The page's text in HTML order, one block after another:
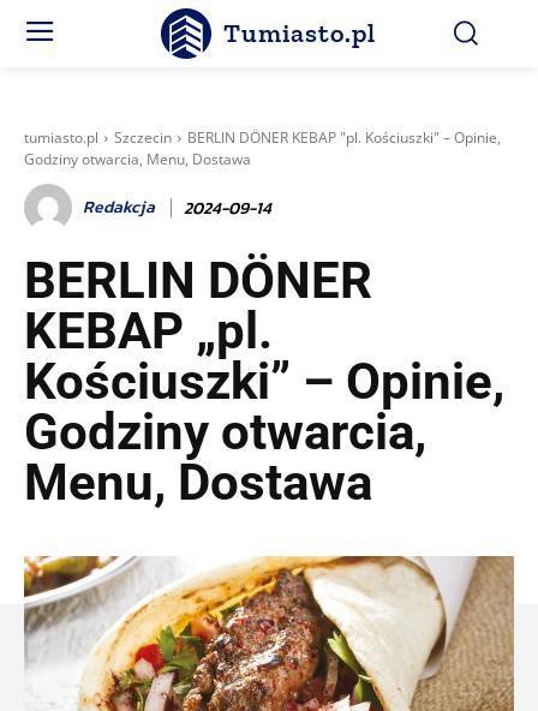
Tumiasto.pl
tumiasto.pl Szczecin
BERLIN DÖNER KEBAP "pl. Kościuszki" – Opinie,
Godziny otwarcia, Menu, Dostawa
Redakcja 2024-09-14
BERLIN DÖNER
KEBAP „pl.
Kościuszki” – Opinie,
Godziny otwarcia,
Menu, Dostawa